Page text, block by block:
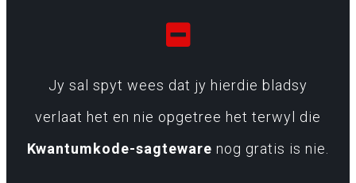
Jy sal spyt wees dat jy hierdie bladsy
verlaat het en nie opgetree het terwyl die
Kwantumkode-sagteware nog gratis is nie.